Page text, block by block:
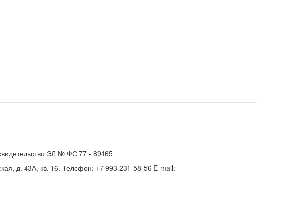
ЭЛ № ФС 77 - 89465
д. 43А, кв. 16. Телефон: +7 993 231-58-56 E-mail: